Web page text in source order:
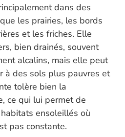
dans des
les prairies, les bords
et les friches. Elle
bien drainés, souvent
alcalins, mais elle peut
à des sols plus pauvres et
tolère bien la
ce qui lui permet de
ensoleillés où
pas constante.